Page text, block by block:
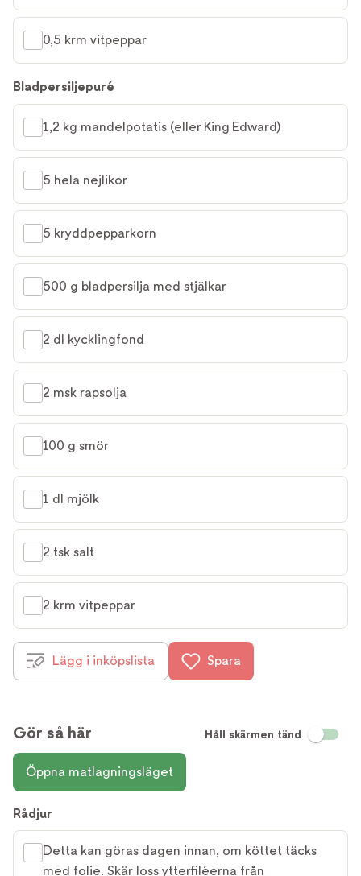
0,5 krm vitpeppar
Bladpersiljepuré
1,2 kg mandelpotatis (eller King Edward)
5 hela nejlikor
5 kryddpepparkorn
500 g bladpersilja med stjälkar
2 dl kycklingfond
2 msk rapsolja
100 g smör
1 dl mjölk
2 tsk salt
2 krm vitpeppar
Lägg i inköpslista Spara
Gör så här Håll skärmen tänd
Öppna matlagningsläget
Rådjur
Detta kan göras dagen innan, om köttet täcks
med folie. Skär loss ytterfiléerna från